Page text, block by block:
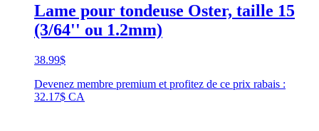
Lame pour tondeuse Oster, taille 15
(3/64'' ou 1.2mm)
38.99$
Devenez membre premium et profitez de ce prix rabais :
32.17$ CA